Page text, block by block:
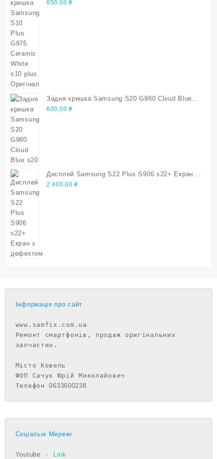
White s10 plus Оригінал
650,00 ₴
Задня кришка Samsung S20 G980 Cloud Blue
s20
600,00 ₴
Дисплей Samsung S22 Plus S906 s22+ Екран з
дефектом
2 400,00₴
Інформація про сайт
www.samfix.com.ua
Ремонт смартфонів, продаж оригінальних
запчастин.
Місто Ковель
ФОП Сачук Юрій Миколайович
Телефон 0633600238
Соціальні Мережі
Youtube -
Link